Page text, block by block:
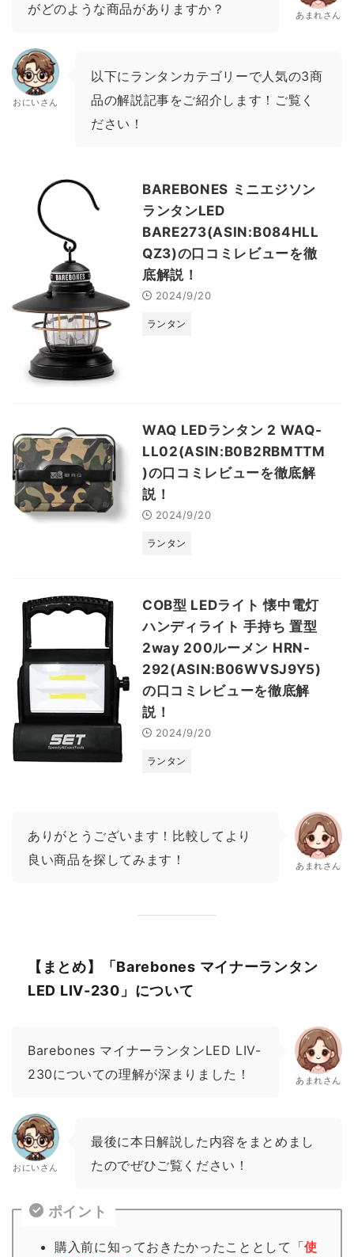
がどのような商品がありますか？
あまれさん
おにいさん
以下にランタンカテゴリーで人気の3商
品の解説記事をご紹介します！ご覧く
ださい！
BAREBONES ミニエジソン
ランタンLED
BARE273(ASIN:B084HLL
QZ3)の口コミレビューを徹
底解説！
2024/9/20
ランタン
WAQ LEDランタン 2 WAQ-
LL02(ASIN:B0B2RBMTTM
)の口コミレビューを徹底解
説！
2024/9/20
ランタン
COB型 LEDライト 懐中電灯
ハンディライト 手持ち 置型
2way 200ルーメン HRN-
292(ASIN:B06WVSJ9Y5)
の口コミレビューを徹底解
説！
2024/9/20
ランタン
ありがとうございます！比較してより
良い商品を探してみます！
あまれさん
【まとめ】「Barebones マイナーランタン
LED LIV-230」について
Barebones マイナーランタンLED LIV-
230についての理解が深まりました！
あまれさん
おにいさん
最後に本日解説した内容をまとめまし
たのでぜひご覧ください！
ポイント
購入前に知っておきたかったこととして「使